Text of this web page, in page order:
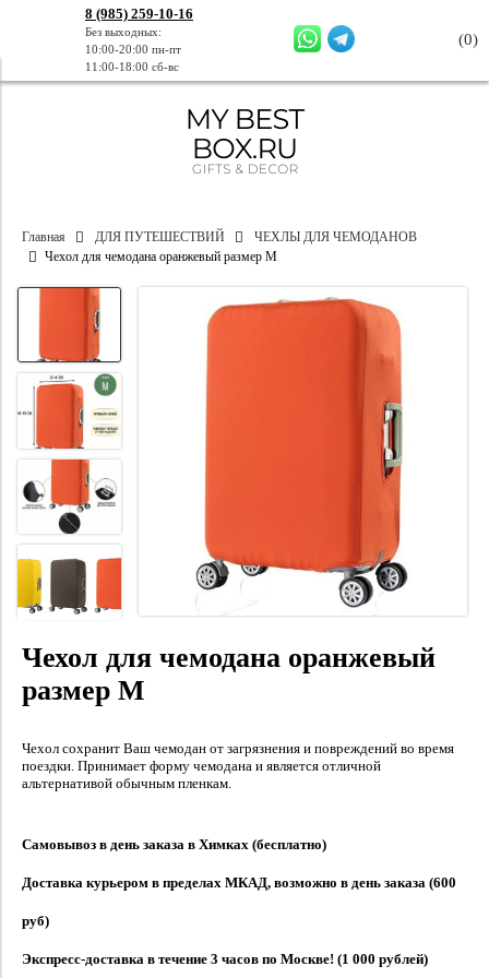
8 (985) 259-10-16
Без выходных:
10:00-20:00 пн-пт
11:00-18:00 сб-вс
(0)
Главная ДЛЯ ПУТЕШЕСТВИЙ
ЧЕХЛЫ ДЛЯ ЧЕМОДАНОВ
Чехол для чемодана оранжевый размер M
Чехол для чемодана оранжевый
размер M
Чехол сохранит Ваш чемодан от загрязнения и повреждений во время
поездки. Принимает форму чемодана и является отличной
альтернативой обычным пленкам.
Самовывоз в день заказа в Химках (бесплатно)
Доставка курьером в пределах МКАД, возможно в день заказа (600
руб)
Экспресс-доставка в течение 3 часов по Москве! (1 000 рублей)